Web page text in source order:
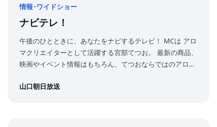
情報･ワイドショー
ナビテレ！
午後のひとときに、あなたをナビするテレビ！ MCは アロ
マクリエイターとして活躍する宮部てつお。 最新の商品、
映画やイベント情報はもちろん、てつおならではのアロマ
やまぐちライフをうるおします！
山口朝日放送